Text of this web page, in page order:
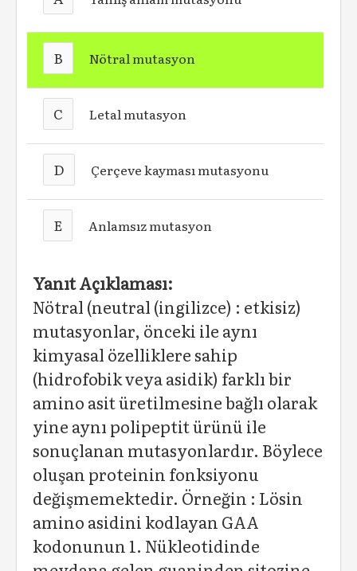
B Nötral mutasyon
C Letal mutasyon
D Çerçeve kayması mutasyonu
E Anlamsız mutasyon
Yanıt Açıklaması:
Nötral (neutral (ingilizce) : etkisiz)
mutasyonlar, önceki ile aynı
kimyasal özelliklere sahip
(hidrofobik veya asidik) farklı bir
amino asit üretilmesine bağlı olarak
yine aynı polipeptit ürünü ile
sonuçlanan mutasyonlardır. Böylece
oluşan proteinin fonksiyonu
değişmemektedir. Örneğin : Lösin
amino asidini kodlayan GAA
kodonunun 1. Nükleotidinde